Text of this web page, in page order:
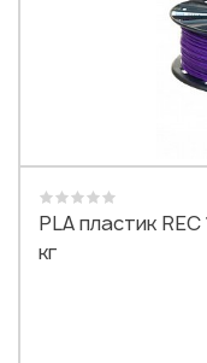
PLA пластик
кг